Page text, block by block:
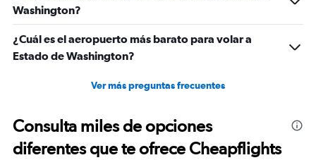
Washington?
¿Cuál es el aeropuerto más barato para volar a
Estado de Washington?
Ver más preguntas frecuentes
Consulta miles de opciones
diferentes que te ofrece Cheapflights